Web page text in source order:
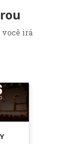
você irá